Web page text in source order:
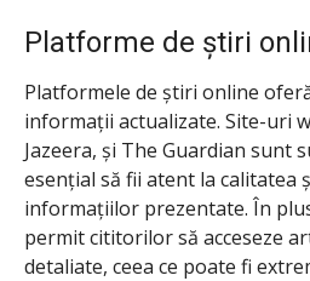
Platforme de știri
Platformele de știri online
informații actualizate. Site-uri
Jazeera, și The Guardian sunt
esențial să fii atent la calitatea
informațiilor prezentate. În
permit cititorilor să acceseze
detaliate, ceea ce poate fi